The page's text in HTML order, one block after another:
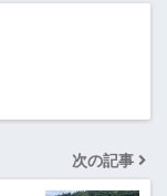
次の記事